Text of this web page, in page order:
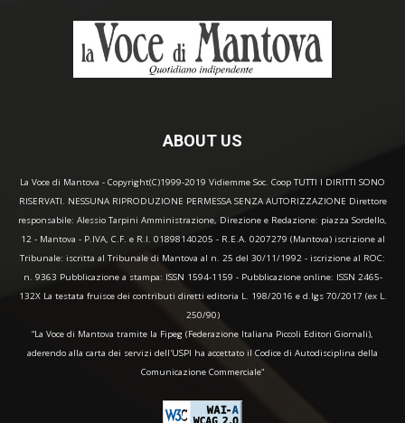
ABOUT US
La Voce di Mantova - Copyright(C)1999-2019 Vidiemme Soc. Coop TUTTI I DIRITTI SONO
RISERVATI. NESSUNA RIPRODUZIONE PERMESSA SENZA AUTORIZZAZIONE Direttore
responsabile: Alessio Tarpini Amministrazione, Direzione e Redazione: piazza Sordello,
12 - Mantova - P.IVA, C.F. e R.I. 01898140205 - R.E.A. 0207279 (Mantova) iscrizione al
Tribunale: iscritta al Tribunale di Mantova al n. 25 del 30/11/1992 - iscrizione al ROC:
n. 9363 Pubblicazione a stampa: ISSN 1594-1159 - Pubblicazione online: ISSN 2465-
132X La testata fruisce dei contributi diretti editoria L. 198/2016 e d.lgs 70/2017 (ex L.
250/90)
“La Voce di Mantova tramite la Fipeg (Federazione Italiana Piccoli Editori Giornali),
aderendo alla carta dei servizi dell'USPI ha accettato il Codice di Autodisciplina della
Comunicazione Commerciale"